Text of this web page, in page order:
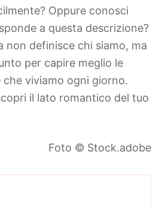
Oppure conosci
a questa descrizione?
non definisce chi siamo, ma
per capire meglio le
viviamo ogni giorno.
il lato romantico del tuo
Foto © Stock.adobe